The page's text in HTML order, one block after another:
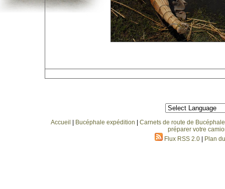
Accueil Bucéphale expédition
Carnets de route de
préparer votre
Flux RSS 2.0
Plan